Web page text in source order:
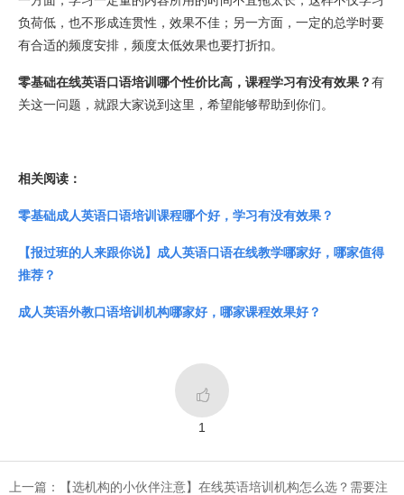
负荷低，也不形成连贯性，效果不佳；另一方面，一定的总学时要
有合适的频度安排，频度太低效果也要打折扣。
零基础在线英语口语培训哪个性价比高，课程学习有没有效果？有
关这一问题，就跟大家说到这里，希望能够帮助到你们。
相关阅读：
零基础成人英语口语培训课程哪个好，学习有没有效果？
【报过班的人来跟你说】成人英语口语在线教学哪家好，哪家值得
推荐？
成人英语外教口语培训机构哪家好，哪家课程效果好？

1
上一篇：【选机构的小伙伴注意】在线英语培训机构怎么选？需要注